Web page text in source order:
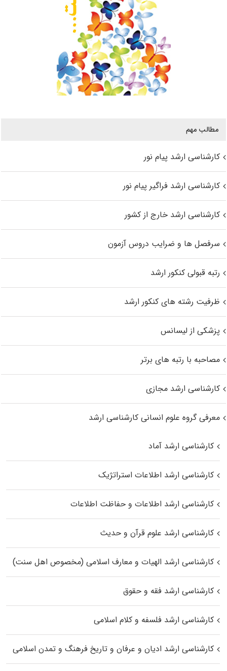
مطالب مهم
کارشناسی ارشد پیام نور
کارشناسی ارشد فراگیر پیام نور
کارشناسی ارشد خارج از کشور
سرفصل ها و ضرایب دروس آزمون
رتبه قبولی کنکور ارشد
ظرفیت رشته های کنکور ارشد
پزشکی از لیسانس
مصاحبه با رتبه های برتر
کارشناسی ارشد مجازی
معرفی گروه علوم انسانی کارشناسی ارشد
کارشناسی ارشد آماد
کارشناسی ارشد اطلاعات استراتژیک
کارشناسی ارشد اطلاعات و حفاظت اطلاعات
کارشناسی ارشد علوم قرآن و حدیث
کارشناسی ارشد الهیات و معارف اسلامی (مخصوص اهل سنت)
کارشناسی ارشد فقه و حقوق
کارشناسی ارشد فلسفه و کلام اسلامی
کارشناسی ارشد ادیان و عرفان و تاریخ فرهنگ و تمدن اسلامی